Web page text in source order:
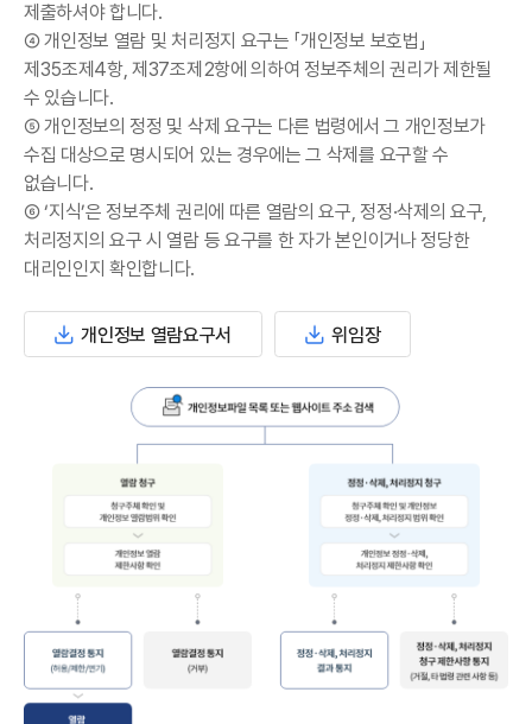
제출하셔야 합니다.
④ 개인정보 열람 및 처리정지 요구는 「개인정보 보호법」
제35조제4항, 제37조제2항에 의하여 정보주체의 권리가 제한될
수 있습니다.
⑤ 개인정보의 정정 및 삭제 요구는 다른 법령에서 그 개인정보가
수집 대상으로 명시되어 있는 경우에는 그 삭제를 요구할 수
없습니다.
⑥ ‘지식’은 정보주체 권리에 따른 열람의 요구, 정정·삭제의 요구,
처리정지의 요구 시 열람 등 요구를 한 자가 본인이거나 정당한
대리인인지 확인합니다.
개인정보 열람요구서 위임장